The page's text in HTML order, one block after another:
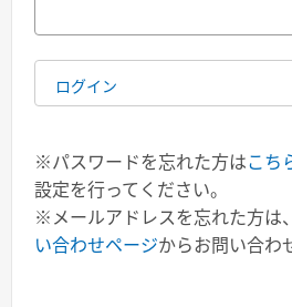
ログイン
※パスワードを忘れた方はこち
設定を行ってください。
※メールアドレスを忘れた方は
い合わせページからお問い合わ